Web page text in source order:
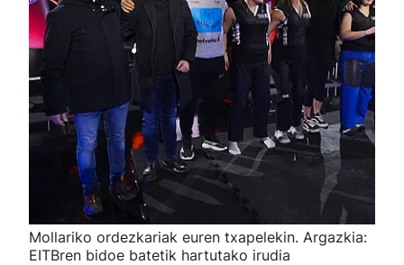
Mollariko ordezkariak euren txapelekin. Argazkia:
EITBren bidoe batetik hartutako irudia